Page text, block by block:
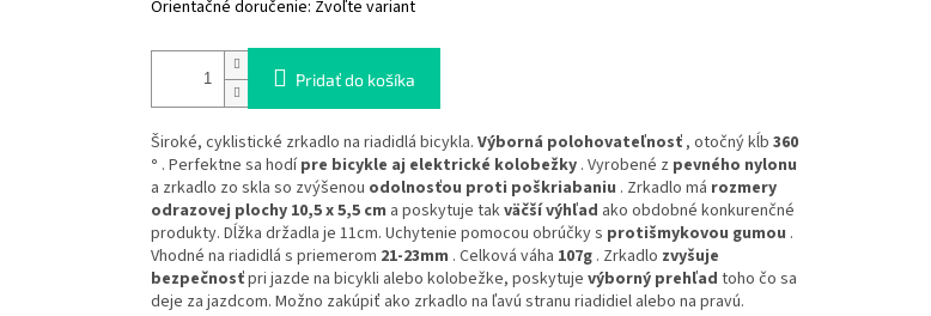
Orientačné doručenie: Zvoľte variant
Pridať do košíka
Široké, cyklistické zrkadlo na riadidlá bicykla. Výborná polohovateľnosť, otočný kĺb 360
° . Perfektne sa hodípre bicykle aj elektrické kolobežky . Vyrobené z pevného nylonu
a zrkadlo zo skla so zvýšenou odolnosťou proti poškriabaniu . Zrkadlo má rozmery
odrazovej plochy 10,5 x 5,5 cm a poskytuje takväčší výhľad ako obdobné konkurenčné
produkty. Dĺžka držadla je 11cm. Uchytenie pomocou obrúčky s protišmykovou gumou .
Vhodné na riadidlá s priemerom 21-23mm . Celková váha 107g . Zrkadlo zvyšuje
bezpečnosťpri jazde na bicykli alebo kolobežke, poskytuje výborný prehľad toho čo sa
deje za jazdcom. Možno zakúpiť ako zrkadlo na ľavú stranu riadidiel alebo na pravú.